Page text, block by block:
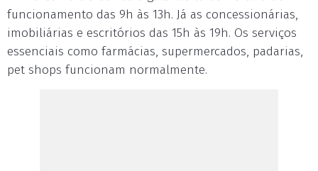
funcionamento das 9h às 13h. Já as concessionárias,
imobiliárias e escritórios das 15h às 19h. Os serviços
essenciais como farmácias, supermercados, padarias,
pet shops funcionam normalmente.